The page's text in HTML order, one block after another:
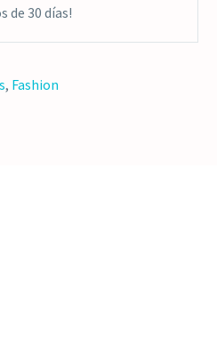
de 30 días!
, Fashion